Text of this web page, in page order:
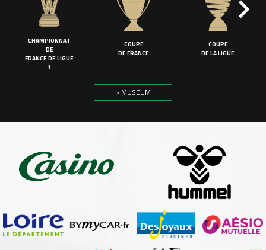
CHAMPIONNAT
DE
FRANCE DE LIGUE
1
COUPE
DE FRANCE
COUPE
DE LA LIGUE
> MUSEUM